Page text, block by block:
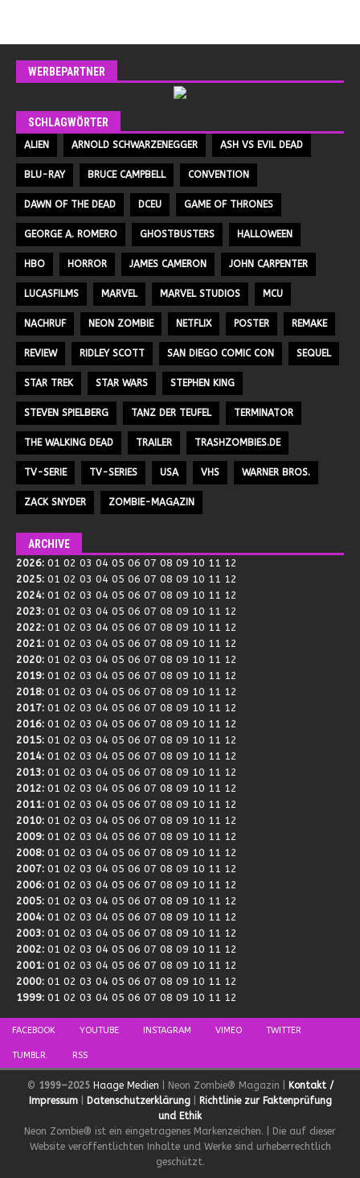
WERBEPARTNER
SCHLAGWÖRTER
ALIEN ARNOLD SCHWARZENEGGER ASH VS EVIL DEAD
BLU-RAY BRUCE CAMPBELL CONVENTION
DAWN OF THE DEAD DCEU GAME OF THRONES
GEORGE A. ROMERO GHOSTBUSTERS HALLOWEEN
HBO HORROR JAMES CAMERON JOHN CARPENTER
LUCASFILMS MARVEL MARVEL STUDIOS MCU
NACHRUF NEON ZOMBIE NETFLIX POSTER REMAKE
REVIEW RIDLEY SCOTT SAN DIEGO COMIC CON SEQUEL
STAR TREK STAR WARS STEPHEN KING
STEVEN SPIELBERG TANZ DER TEUFEL TERMINATOR
THE WALKING DEAD TRAILER TRASHZOMBIES.DE
TV-SERIE TV-SERIES USA VHS WARNER BROS.
ZACK SNYDER ZOMBIE-MAGAZIN
ARCHIVE
2026: 01 02 03 04 05 06 07 08 09 10 11 12
2025: 01 02 03 04 05 06 07 08 09 10 11 12
2024: 01 02 03 04 05 06 07 08 09 10 11 12
2023: 01 02 03 04 05 06 07 08 09 10 11 12
2022: 01 02 03 04 05 06 07 08 09 10 11 12
2021: 01 02 03 04 05 06 07 08 09 10 11 12
2020: 01 02 03 04 05 06 07 08 09 10 11 12
2019: 01 02 03 04 05 06 07 08 09 10 11 12
2018: 01 02 03 04 05 06 07 08 09 10 11 12
2017: 01 02 03 04 05 06 07 08 09 10 11 12
2016: 01 02 03 04 05 06 07 08 09 10 11 12
2015: 01 02 03 04 05 06 07 08 09 10 11 12
2014: 01 02 03 04 05 06 07 08 09 10 11 12
2013: 01 02 03 04 05 06 07 08 09 10 11 12
2012: 01 02 03 04 05 06 07 08 09 10 11 12
2011: 01 02 03 04 05 06 07 08 09 10 11 12
2010: 01 02 03 04 05 06 07 08 09 10 11 12
2009: 01 02 03 04 05 06 07 08 09 10 11 12
2008: 01 02 03 04 05 06 07 08 09 10 11 12
2007: 01 02 03 04 05 06 07 08 09 10 11 12
2006: 01 02 03 04 05 06 07 08 09 10 11 12
2005: 01 02 03 04 05 06 07 08 09 10 11 12
2004: 01 02 03 04 05 06 07 08 09 10 11 12
2003: 01 02 03 04 05 06 07 08 09 10 11 12
2002: 01 02 03 04 05 06 07 08 09 10 11 12
2001: 01 02 03 04 05 06 07 08 09 10 11 12
2000: 01 02 03 04 05 06 07 08 09 10 11 12
1999: 01 02 03 04 05 06 07 08 09 10 11 12
FACEBOOK YOUTUBE INSTAGRAM VIMEO TWITTER
TUMBLR. RSS
© 1999–2025 Haage Medien | Neon Zombie® Magazin |
Kontakt /
Impressum| Datenschutzerklärung|
Richtlinie zur Faktenprüfung
und Ethik
Neon Zombie® ist ein eingetragenes Markenzeichen. | Die auf dieser
Website veröffentlichten Inhalte und Werke sind urheberrechtlich
geschützt.